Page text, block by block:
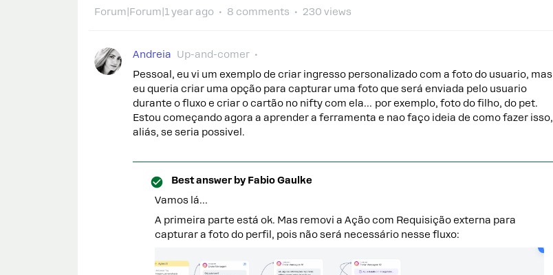
Forum|Forum|1 year ago 8 comments 230 views
Andreia
Up-and-comer
Pessoal, eu vi um exemplo de criar ingresso personalizado com a foto do usuario, mas
eu queria criar uma opção para capturar uma foto que será enviada pelo usuario
durante o fluxo e criar o cartão no nifty com ela… por exemplo, foto do filho, do pet.
Estou começando agora a aprender a ferramenta e nao faço ideia de como fazer isso,
aliás, se seria possivel.
Best answer by Fabio Gaulke
Vamos lá…
A primeira parte está ok. Mas removi a Ação com Requisição externa para
capturar a foto do perfil, pois não será necessário nesse fluxo: